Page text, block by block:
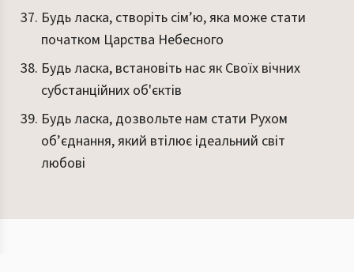
Будь ласка, створіть сім’ю, яка може стати
початком Царства Небесного
Будь ласка, встановіть нас як Своїх вічних
субстанційних об'єктів
Будь ласка, дозвольте нам стати Рухом
об’єднання, який втілює ідеальний світ
любові